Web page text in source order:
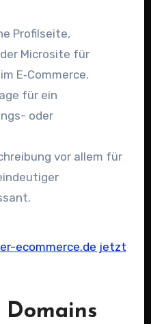
Profilseite,
Microsite für
E‑Commerce.
für ein
oder
vor allem für
ecommerce.de jetzt
Domains